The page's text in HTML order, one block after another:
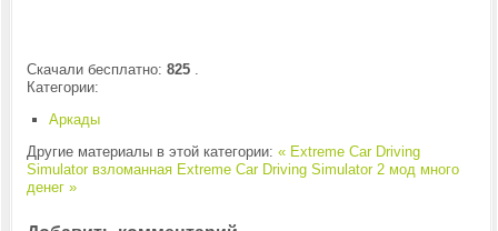
Скачали бесплатно: 825.
Категории:
Аркады
Другие материалы в этой категории: « Extreme Car Driving
Simulator взломанная Extreme Car Driving Simulator 2 мод много
денег »